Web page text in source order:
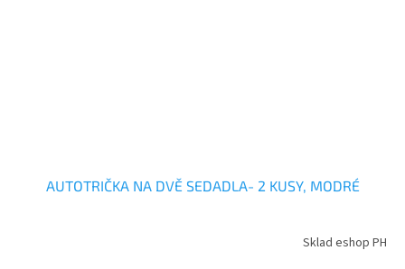
AUTOTRIČKA NA DVĚ SEDADLA- 2 KUSY, MODRÉ
Sklad eshop PH